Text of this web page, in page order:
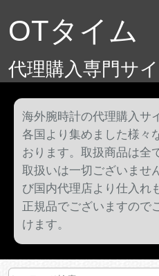
OTタイム
代理購入専門サ
海外腕時計の代理購入サ
各国より集めました様々
おります。取扱商品は全
取扱いは一切ございませ
び国内代理店より仕入れ
正規品でございますので
けます。